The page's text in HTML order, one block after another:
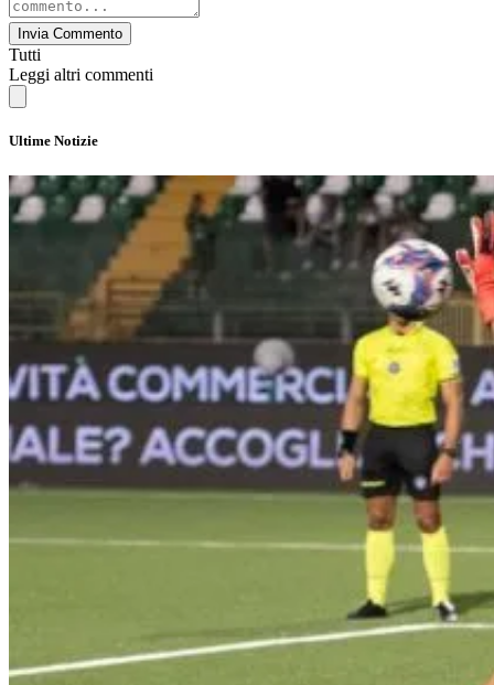
Invia Commento
Tutti
Leggi altri commenti
Ultime Notizie